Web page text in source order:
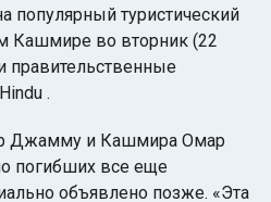
популярный туристический
Кашмире во вторник (22
правительственные
.
Джамму и Кашмира Омар
погибших все еще
объявлено позже. «Эта